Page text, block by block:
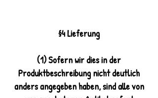
§4 Lieferung
(1) Sofern wir dies in der
Produktbeschreibung nicht deutlich
anders angegeben haben, sind alle von